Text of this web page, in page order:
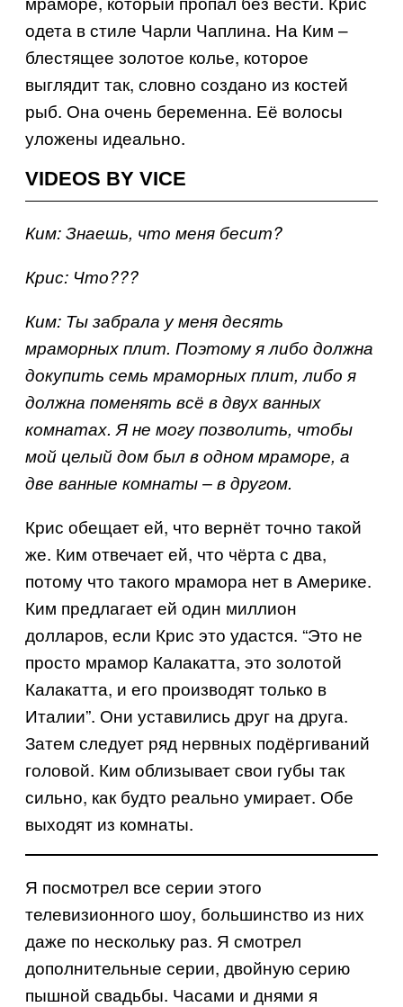
одета в стиле Чарли Чаплина. На Ким –
блестящее золотое колье, которое
выглядит так, словно создано из костей
рыб. Она очень беременна. Её волосы
уложены идеально.
VIDEOS BY VICE
Ким: Знаешь, что меня бесит?
Крис: Что???
Ким: Ты забрала у меня десять
мраморных плит. Поэтому я либо должна
докупить семь мраморных плит, либо я
должна поменять всё в двух ванных
комнатах. Я не могу позволить, чтобы
мой целый дом был в одном мраморе, а
две ванные комнаты – в другом.
Крис обещает ей, что вернёт точно такой
же. Ким отвечает ей, что чёрта с два,
потому что такого мрамора нет в Америке.
Ким предлагает ей один миллион
долларов, если Крис это удастся. “Это не
просто мрамор Калакатта, это золотой
Калакатта, и его производят только в
Италии”. Они уставились друг на друга.
Затем следует ряд нервных подёргиваний
головой. Ким облизывает свои губы так
сильно, как будто реально умирает. Обе
выходят из комнаты.
Я посмотрел все серии этого
телевизионного шоу, большинство из них
даже по нескольку раз. Я смотрел
дополнительные серии, двойную серию
пышной свадьбы. Часами и днями я